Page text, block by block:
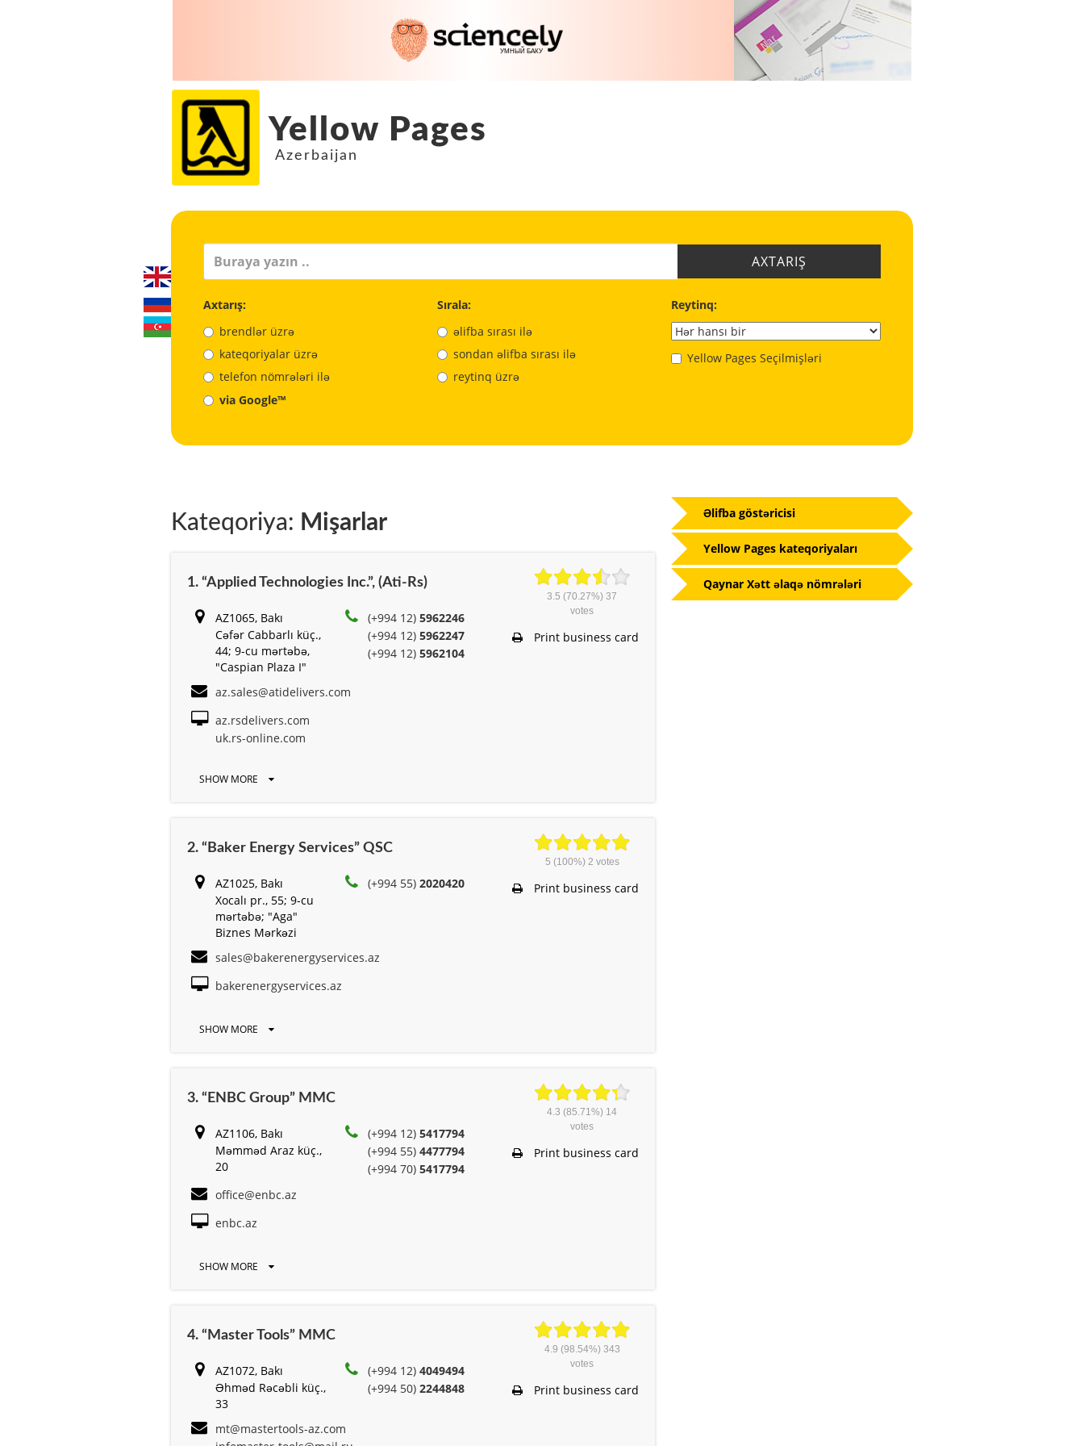
Yellow Pages
Azerbaijan
AXTARIŞ
Axtarış:
brendlər üzrə
kateqoriyalar üzrə
telefon nömrələri ilə
via Google™
Sırala:
əlifba sırası ilə
sondan əlifba sırası ilə
reytinq üzrə
Reytinq:
Yellow Pages Seçilmişləri
Kateqoriya: Mişarlar
1. “Applied Technologies Inc.”, (Ati-Rs)
AZ1065, Bakı
Cəfər Cabbarlı küç.,
44; 9-cu mərtəbə,
"Caspian Plaza I"
(+994 12)5962246
(+994 12)5962247
(+994 12)5962104
az.sales@atidelivers.com
az.rsdelivers.com
uk.rs-online.com
SHOW MORE
3.5 (70.27%)37
votes
Print business card
2. “Baker Energy Services” QSC
AZ1025, Bakı
Xocalı pr., 55; 9-cu
mərtəbə; "Aga"
Biznes Mərkəzi
(+994 55)2020420
sales@bakerenergyservices.az
bakerenergyservices.az
SHOW MORE
5 (100%) 2 votes
Print business card
3. “ENBC Group” MMC
AZ1106, Bakı
Məmməd Araz küç.,
20
(+994 12)5417794
(+994 55)4477794
(+994 70)5417794
office@enbc.az
enbc.az
SHOW MORE
4.3 (85.71%) 14
votes
Print business card
4. “Master Tools” MMC
AZ1072, Bakı
Əhməd Rəcəbli küç.,
33
(+994 12)4049494
(+994 50)2244848
mt@mastertools-az.com
4.9 (98.54%) 343
votes
Print business card
Əlifba göstəricisi
Yellow Pages kateqoriyaları
Qaynar Xətt əlaqə nömrələri